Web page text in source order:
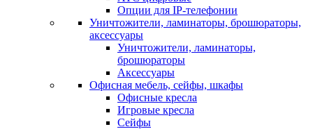
Опции для IP-телефонии
Уничтожители, ламинаторы, брошюраторы,
аксессуары
Уничтожители, ламинаторы,
брошюраторы
Аксессуары
Офисная мебель, сейфы, шкафы
Офисные кресла
Игровые кресла
Сейфы